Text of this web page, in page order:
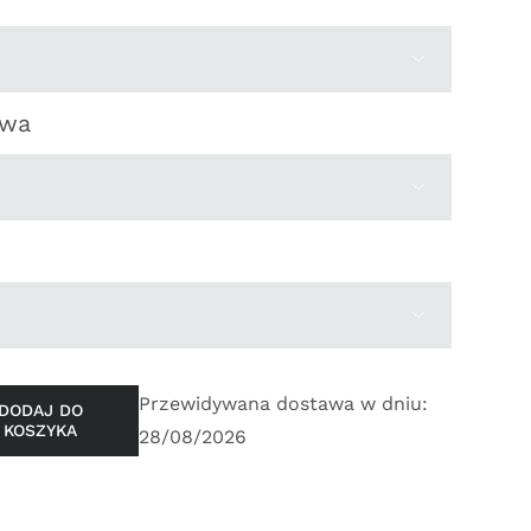
904,00zł
DODAJ DO
KOSZYKA
Przewidywana dostawa w dniu:
28/08/2026